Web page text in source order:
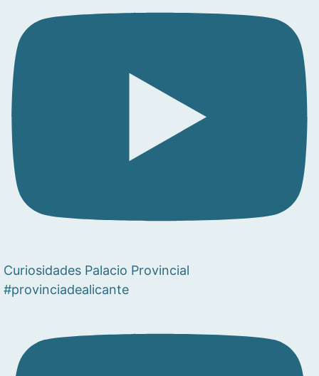
Curiosidades Palacio Provincial
#provinciadealicante